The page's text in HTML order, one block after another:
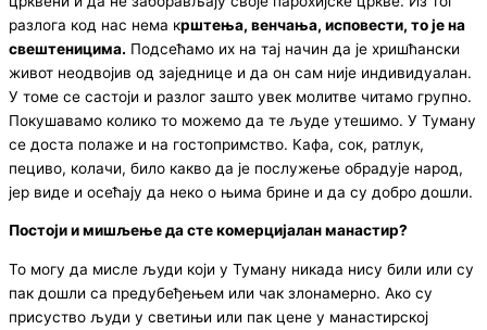
разлога код нас нема крштења, венчања, исповести, то је на
свештеницима. Подсећамо их на тај начин да је хришћански
живот неодвојив од заједнице и да он сам није индивидуалан.
У томе се састоји и разлог зашто увек молитве читамо групно.
Покушавамо колико то можемо да те људе утешимо. У Туману
се доста полаже и на гостопримство. Кафа, сок, ратлук,
пециво, колачи, било какво да је послужење обрадује народ,
јер виде и осећају да неко о њима брине и да су добро дошли.
Постоји и мишљење да сте комерцијалан манастир?
То могу да мисле људи који у Туману никада нису били или су
пак дошли са предубеђењем или чак злонамерно. Ако су
присуство људи у светињи или пак цене у манастирској